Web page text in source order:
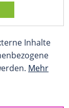
Inhalte
Mehr